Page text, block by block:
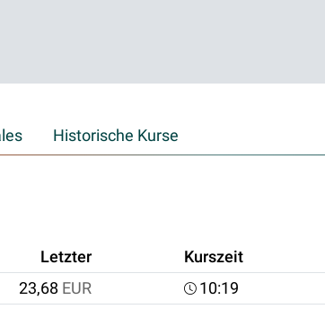
Historische Kurse
Letzter Kurszeit
23,68 EUR 10:19